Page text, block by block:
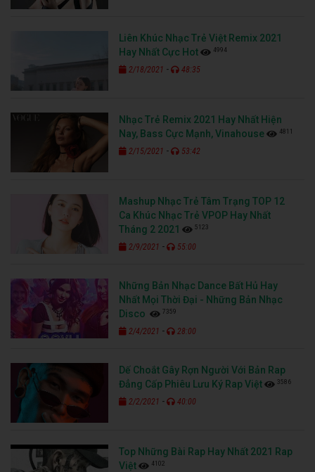
Liên Khúc Nhạc Trẻ Việt Remix 2021
Hay Nhất Cực Hot
4994
2/18/2021 - 48:35
Nhạc Trẻ Remix 2021 Hay Nhất Hiện
Nay, Bass Cực Mạnh, Vinahouse
4811
2/15/2021 - 53:42
Mashup Nhạc Trẻ Tâm Trạng TOP 12
Ca Khúc Nhạc Trẻ VPOP Hay Nhất
Tháng 2 2021
5123
2/9/2021 - 55:00
Những Bản Nhạc Dance Bất Hủ Hay
Nhất Mọi Thời Đại - Những Bản Nhạc
Disco
7359
2/4/2021 - 28:00
Dế Choắt Gây Rợn Người Với Bản Rap
Đẳng Cấp Phiêu Lưu Ký Rap Việt
3586
2/2/2021 - 40:00
Top Những Bài Rap Hay Nhất 2021 Rap
Việt
4102